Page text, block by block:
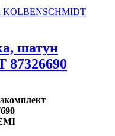
шатун
комплект